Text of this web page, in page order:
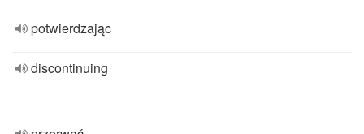
potwierdzając
discontinuing